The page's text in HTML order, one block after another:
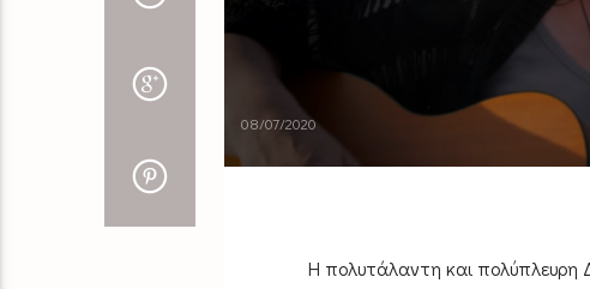
08/07/2020
Η πολυτάλαντη και πολύπλευρη